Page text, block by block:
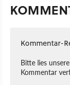
Kommentar-
Bitte lies unsere
Kommentar